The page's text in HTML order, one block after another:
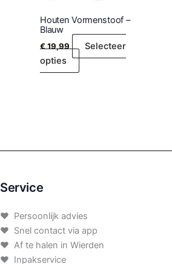
Houten Vormenstoof –
Blauw
€19,99
Selecteer
opties
Service
♥ Persoonlijk advies
♥ Snel contact via app
♥ Af te halen in Wierden
♥ Inpakservice